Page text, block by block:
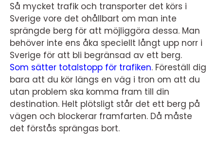
Så mycket trafik och transporter det körs i
Sverige vore det ohållbart om man inte
sprängde berg för att möjliggöra dessa. Man
behöver inte ens åka speciellt långt upp norr i
Sverige för att bli begränsad av ett berg.
Som sätter totalstopp för trafiken. Föreställ dig
bara att du kör längs en väg i tron om att du
utan problem ska komma fram till din
destination. Helt plötsligt står det ett berg på
vägen och blockerar framfarten. Då måste
det förstås sprängas bort.